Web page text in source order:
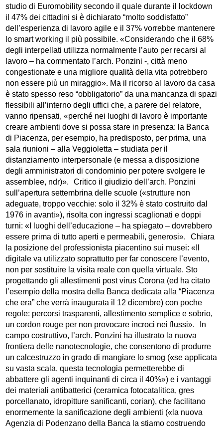
studio di Euromobility secondo il quale durante il lockdown
il 47% dei cittadini si è dichiarato “molto soddisfatto”
dell’esperienza di lavoro agile e il 37% vorrebbe mantenere
lo smart working il più possibile. «Considerando che il 68%
degli interpellati utilizza normalmente l’auto per recarsi al
lavoro – ha commentato l’arch. Ponzini -, città meno
congestionate e una migliore qualità della vita potrebbero
non essere più un miraggio». Ma il ricorso al lavoro da casa
è stato spesso reso “obbligatorio” da una mancanza di spazi
flessibili all’interno degli uffici che, a parere del relatore,
vanno ripensati, «perché nei luoghi di lavoro è importante
creare ambienti dove si possa stare in presenza: la Banca
di Piacenza, per esempio, ha predisposto, per prima, una
sala riunioni – alla Veggioletta – studiata per il
distanziamento interpersonale (e messa a disposizione
degli amministratori di condominio per potere svolgere le
assemblee, ndr)». Critico il giudizio dell’arch. Ponzini
sull’apertura settembrina delle scuole («strutture non
adeguate, troppo vecchie: solo il 32% è stato costruito dal
1976 in avanti»), risolta con ingressi scaglionati e doppi
turni: «I luoghi dell’educazione – ha spiegato – dovrebbero
essere prima di tutto aperti e permeabili, generosi». Chiara
la posizione del professionista piacentino sui musei: «Il
digitale va utilizzato soprattutto per far conoscere l’evento,
non per sostituire la visita reale con quella virtuale. Sto
progettando gli allestimenti post virus Corona (ed ha citato
l’esempio della mostra della Banca dedicata alla “Piacenza
che era” che verrà inaugurata il 12 dicembre) con poche
regole: percorsi trasparenti, allestimento semplice e sobrio,
un cordon rouge per non provocare incroci nei flussi». In
campo costruttivo, l’arch. Ponzini ha illustrato la nuova
frontiera delle nanotecnologie, che consentono di produrre
un calcestruzzo in grado di mangiare lo smog («se applicata
su vasta scala, questa tecnologia permetterebbe di
abbattere gli agenti inquinanti di circa il 40%») e i vantaggi
dei materiali antibatterici (ceramica fotocatalitica, gres
porcellanato, idropitture sanificanti, corian), che facilitano
enormemente la sanificazione degli ambienti («la nuova
Agenzia di Podenzano della Banca la stiamo costruendo